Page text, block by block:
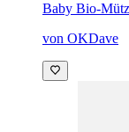
Baby Bio-
von OKDave